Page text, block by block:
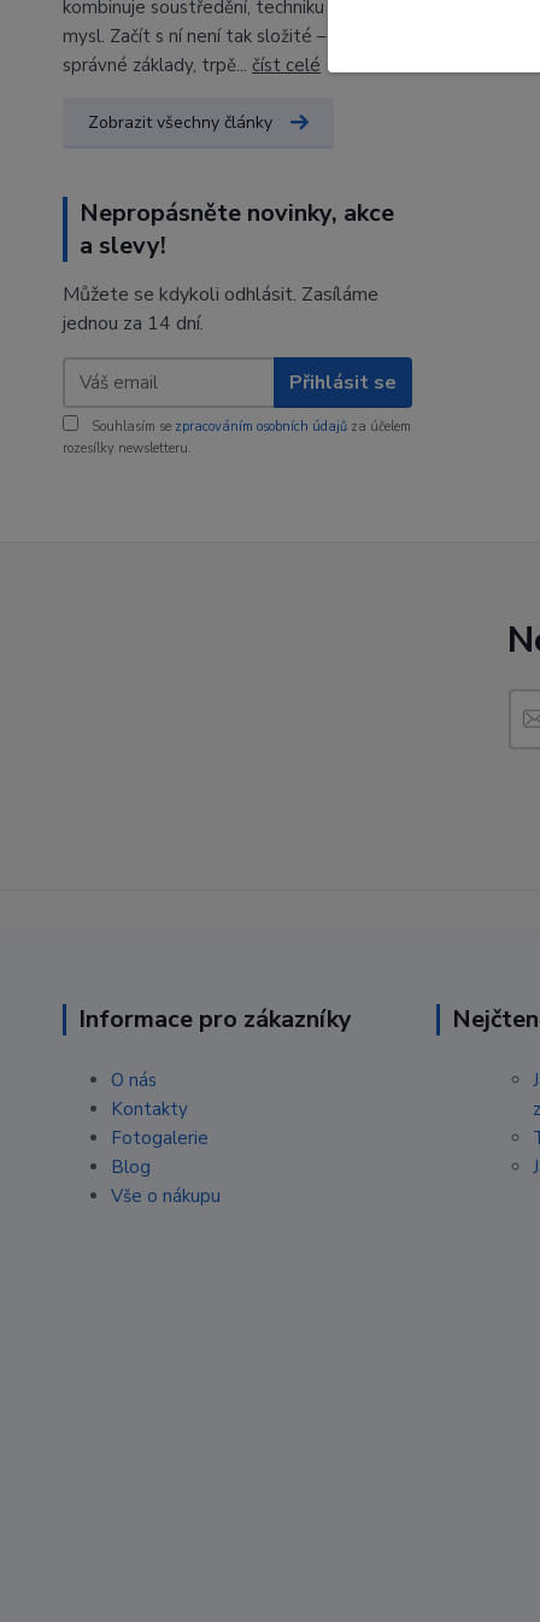
kombinuje soustředění, techniku a klidnou
mysl. Začít s ní není tak složité – stačí
správné základy, trpě... číst celé
Zobrazit všechny články
Nepropásněte novinky, akce
a slevy!
Můžete se kdykoli odhlásit. Zasíláme
jednou za 14 dní.
Přihlásit se
Souhlasím se zpracováním osobních údajů za účelem
rozesílky newsletteru.
Informace pro zákazníky
O nás
Kontakty
Fotogalerie
Blog
Vše o nákupu